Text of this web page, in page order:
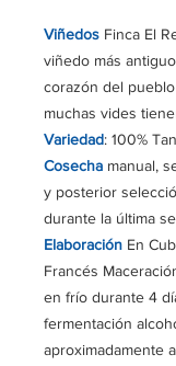
Viñedos Finca El
viñedo más
corazón del
muchas vides
Variedad: 100%
Cosecha manual,
y posterior
durante la última
Elaboración En
Francés
en frío durante 4
fermentación
aproximadamente